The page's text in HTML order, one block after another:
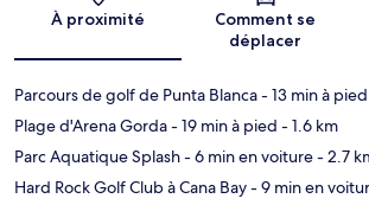
À proximité
Comment se
déplacer
Parcours de golf de Punta Blanca- 13 min à pied
Plage d'Arena Gorda- 19 min à pied - 1.6 km
Parc Aquatique Splash- 6 min en voiture- 2.7
Hard Rock Golf Club à Cana Bay- 9 min en